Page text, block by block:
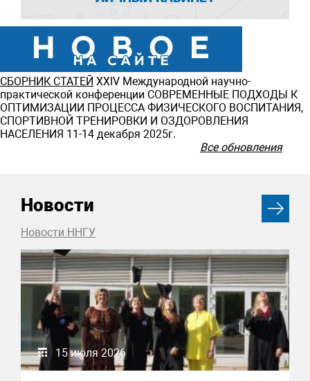
СБОРНИК СТАТЕЙ ХXIV Международной научно-
практической конференции СОВРЕМЕННЫЕ ПОДХОДЫ К
ОПТИМИЗАЦИИ ПРОЦЕССА ФИЗИЧЕСКОГО ВОСПИТАНИЯ,
СПОРТИВНОЙ ТРЕНИРОВКИ И ОЗДОРОВЛЕНИЯ
НАСЕЛЕНИЯ 11-14 декабря 2025г.
Все обновления
Новости
Новости ННГУ
15 июля 2026